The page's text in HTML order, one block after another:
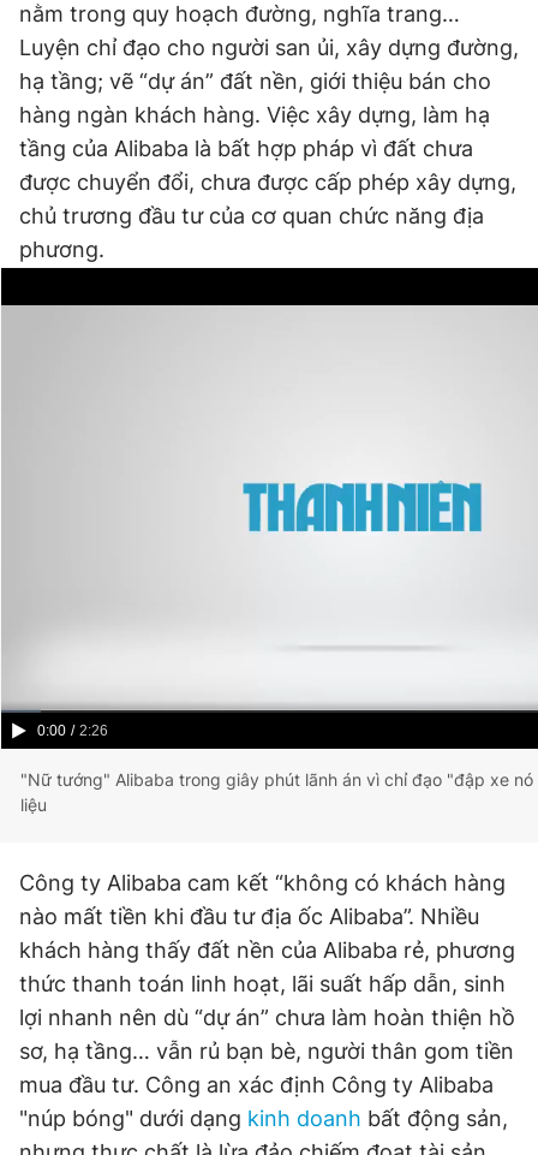
nằm trong quy hoạch đường, nghĩa trang…
Luyện chỉ đạo cho người san ủi, xây dựng đường,
hạ tầng; vẽ “dự án” đất nền, giới thiệu bán cho
hàng ngàn khách hàng. Việc xây dựng, làm hạ
tầng của Alibaba là bất hợp pháp vì đất chưa
được chuyển đổi, chưa được cấp phép xây dựng,
chủ trương đầu tư của cơ quan chức năng địa
phương.
Current
0:00 / Duration
2:26
"Nữ tướng" Alibaba trong giây phút lãnh án vì chỉ đạo "đập xe
liệu
Công ty Alibaba cam kết “không có khách hàng
nào mất tiền khi đầu tư địa ốc Alibaba”. Nhiều
khách hàng thấy đất nền của Alibaba rẻ, phương
thức thanh toán linh hoạt, lãi suất hấp dẫn, sinh
lợi nhanh nên dù “dự án” chưa làm hoàn thiện hồ
sơ, hạ tầng… vẫn rủ bạn bè, người thân gom tiền
mua đầu tư. Công an xác định Công ty Alibaba
"núp bóng" dưới dạng kinh doanh bất động sản,